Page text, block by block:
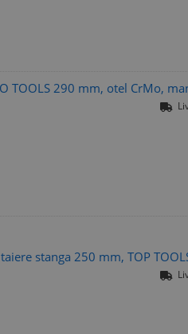
TOOLS 290 mm, otel CrMo,
stanga 250 mm, TOP